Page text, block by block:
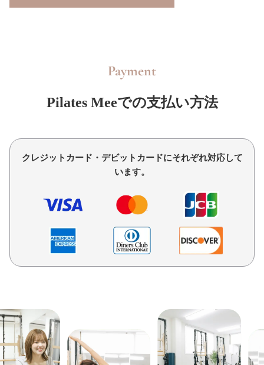
Payment
Pilates Meeでの支払い方法
クレジットカード・デビットカードにそれぞれ対応して
います。